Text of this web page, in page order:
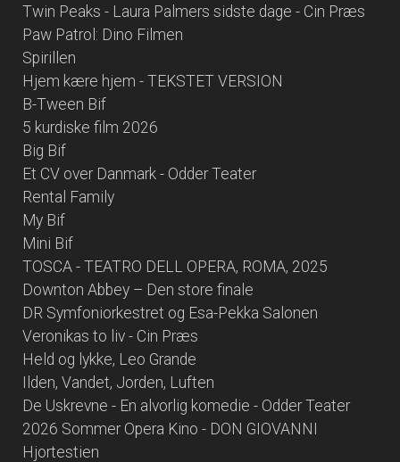
Twin Peaks - Laura Palmers sidste dage - Cin Præs
Paw Patrol: Dino Filmen
Spirillen
Hjem kære hjem - TEKSTET VERSION
B-Tween Bif
5 kurdiske film 2026
Big Bif
Et CV over Danmark - Odder Teater
Rental Family
My Bif
Mini Bif
TOSCA - TEATRO DELL OPERA, ROMA, 2025
Downton Abbey – Den store finale
DR Symfoniorkestret og Esa-Pekka Salonen
Veronikas to liv - Cin Præs
Held og lykke, Leo Grande
Ilden, Vandet, Jorden, Luften
De Uskrevne - En alvorlig komedie - Odder Teater
2026 Sommer Opera Kino - DON GIOVANNI
Hjortestien